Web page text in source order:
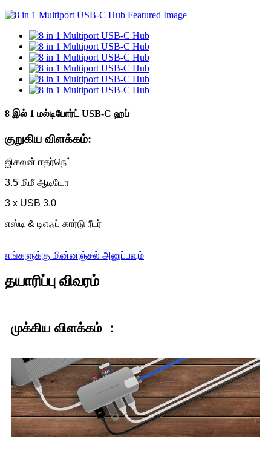
8 இல் 1 மல்டிபோர்ட் USB-C ஹப்
குறுகிய விளக்கம்:
ஜிகலன் ஈதர்நெட்
3.5 மிமீ ஆடியோ
3 x USB 3.0
எஸ்டி & டிஎஃப் கார்டு ரீடர்
எங்களுக்கு மின்னஞ்சல் அனுப்பவும்
தயாரிப்பு விவரம்
முக்கிய விளக்கம் ：